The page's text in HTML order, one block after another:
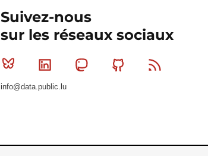
Suivez-nous
sur les réseaux sociaux
Bluesky Linkedin MastodonGithub
info@data.public.lu